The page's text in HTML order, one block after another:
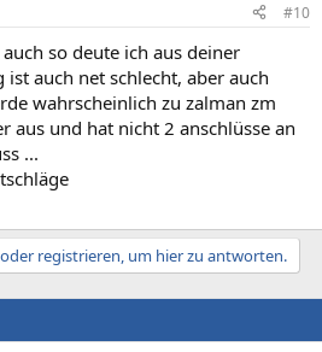
#10
so deute ich aus deiner
ist auch net schlecht, aber auch
wahrscheinlich zu zalman zm
aus und hat nicht 2 anschlüsse an
...
registrieren, um hier zu antworten.